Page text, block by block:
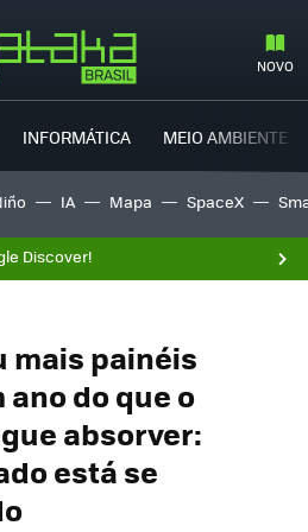
NOVO
INFORMÁTICA MEIO AMBIENTE
IA Mapa SpaceX
Discover!
mais painéis
do que o
absorver:
está se